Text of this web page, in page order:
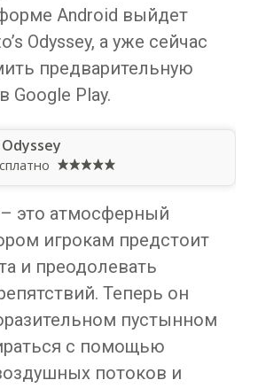
Android выйдет
Odyssey, а уже сейчас
предварительную
Google Play.
– это атмосферный
игрокам предстоит
и преодолевать
Теперь он
пустынном
с помощью
потоков и